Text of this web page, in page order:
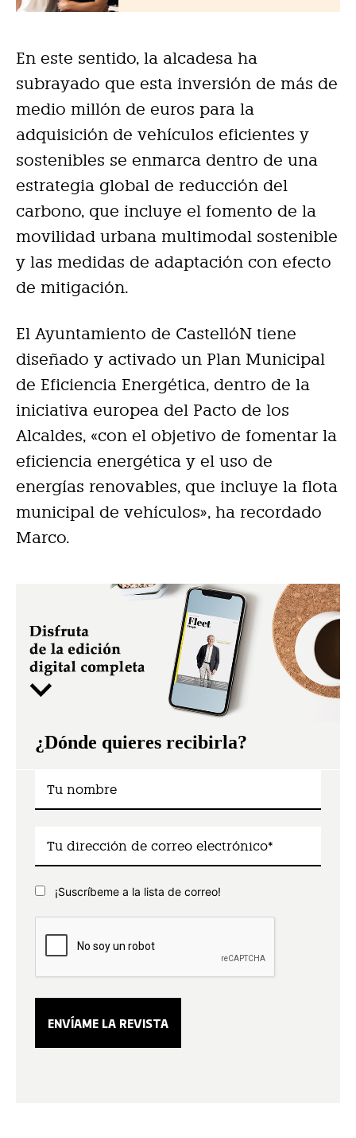
En este sentido, la alcadesa ha
subrayado que esta inversión de más de
medio millón de euros para la
adquisición de vehículos eficientes y
sostenibles se enmarca dentro de una
estrategia global de reducción del
carbono, que incluye el fomento de la
movilidad urbana multimodal sostenible
y las medidas de adaptación con efecto
de mitigación.
El Ayuntamiento de CastellóN tiene
diseñado y activado un Plan Municipal
de Eficiencia Energética, dentro de la
iniciativa europea del Pacto de los
Alcaldes, «con el objetivo de fomentar la
eficiencia energética y el uso de
energías renovables, que incluye la flota
municipal de vehículos», ha recordado
Marco.
¿Dónde quieres recibirla?
¡Suscríbeme a la lista de correo!